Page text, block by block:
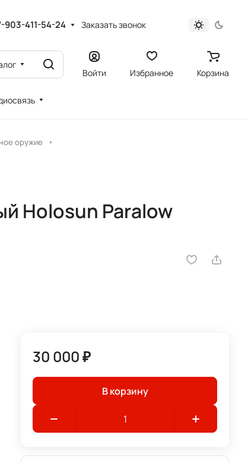
903-411-54-24 Заказать звонок
Войти Избранное Корзина
оружие
Holosun Paralow
30 000 ₽
В корзину